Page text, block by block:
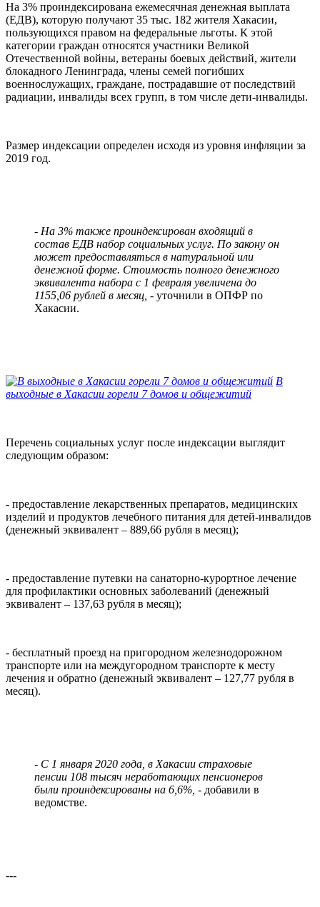
На 3% проиндексирована ежемесячная денежная выплата
(ЕДВ), которую получают 35 тыс. 182 жителя Хакасии,
пользующихся правом на федеральные льготы. К этой
категории граждан относятся участники Великой
Отечественной войны, ветераны боевых действий, жители
блокадного Ленинграда, члены семей погибших
военнослужащих, граждане, пострадавшие от последствий
радиации, инвалиды всех групп, в том числе дети-инвалиды.
Размер индексации определен исходя из уровня инфляции за
2019 год.
- На 3% также проиндексирован входящий в
состав ЕДВ набор социальных услуг. По закону он
может предоставляться в натуральной или
денежной форме. Стоимость полного денежного
эквивалента набора с 1 февраля увеличена до
1155,06 рублей в месяц, - уточнили в ОПФР по
Хакасии.
В
выходные в Хакасии горели 7 домов и общежитий
Перечень социальных услуг после индексации выглядит
следующим образом:
- предоставление лекарственных препаратов, медицинских
изделий и продуктов лечебного питания для детей-инвалидов
(денежный эквивалент – 889,66 рубля в месяц);
- предоставление путевки на санаторно-курортное лечение
для профилактики основных заболеваний (денежный
эквивалент – 137,63 рубля в месяц);
- бесплатный проезд на пригородном железнодорожном
транспорте или на междугородном транспорте к месту
лечения и обратно (денежный эквивалент – 127,77 рубля в
месяц).
- С 1 января 2020 года, в Хакасии страховые
пенсии 108 тысяч неработающих пенсионеров
были проиндексированы на 6,6%, - добавили в
ведомстве.
---